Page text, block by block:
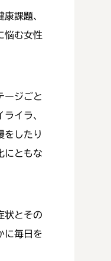
課題、
悩む女性
ージごと
イラ、
をしたり
にともな
状とその
に毎日を